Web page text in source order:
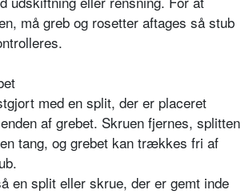
må greb og rosetter aftages så stub
med en split, der er placeret
af grebet. Skruen fjernes, splitten
tang, og grebet kan trækkes fri af
en split eller skrue, der er gemt inde